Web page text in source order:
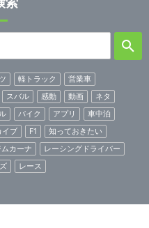
軽トラック
営業車
スバル 感動 動画
ネタ
バイク アプリ
車中泊
イブ F1
知っておきたい
ムカーナ
レーシングドライバー
レース